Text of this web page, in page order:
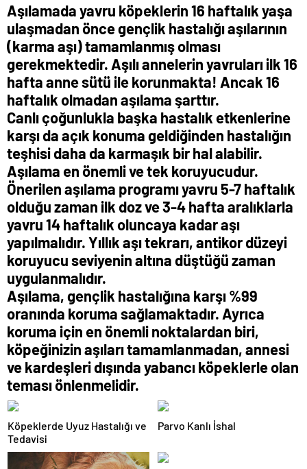
Aşılamada yavru köpeklerin 16 haftalık yaşa
ulaşmadan önce gençlik hastalığı aşılarının
(karma aşı) tamamlanmış olması
gerekmektedir. Aşılı annelerin yavruları ilk 16
hafta anne sütü ile korunmakta! Ancak 16
haftalık olmadan aşılama şarttır.
Canlı çoğunlukla başka hastalık etkenlerine
karşı da açık konuma geldiğinden hastalığın
teşhisi daha da karmaşık bir hal alabilir.
Aşılama en önemli ve tek koruyucudur.
Önerilen aşılama programı yavru 5-7 haftalık
olduğu zaman ilk doz ve 3-4 hafta aralıklarla
yavru 14 haftalık oluncaya kadar aşı
yapılmalıdır. Yıllık aşı tekrarı, antikor düzeyi
koruyucu seviyenin altına düştüğü zaman
uygulanmalıdır.
Aşılama, gençlik hastalığına karşı %99
oranında koruma sağlamaktadır. Ayrıca
koruma için en önemli noktalardan biri,
köpeğinizin aşıları tamamlanmadan, annesi
ve kardeşleri dışında yabancı köpeklerle olan
teması önlenmelidir.
Köpeklerde Uyuz Hastalığı ve
Tedavisi
Parvo Kanlı İshal